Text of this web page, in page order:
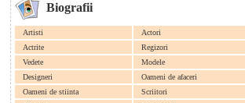
Biografii
Artisti
Actori
Actrite
Regizori
Vedete
Modele
Designeri
Oameni de afaceri
Oameni de stiinta
Scriitori